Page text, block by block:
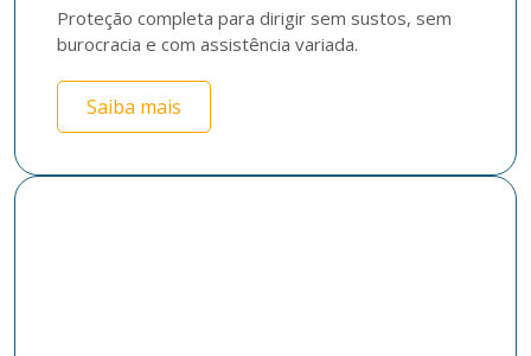
Proteção completa para dirigir sem sustos, sem
burocracia e com assistência variada.
Saiba mais